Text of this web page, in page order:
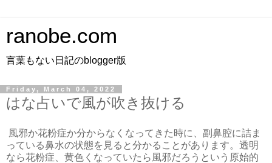
ranobe.com
言葉もない日記のblogger版
Friday, March 04, 2022
はな占いで風が吹き抜ける
風邪か花粉症か分からなくなってきた時に、副鼻腔に詰ま
っている鼻水の状態を見ると分かることがあります。透明
なら花粉症、黄色くなっていたら風邪だろうという原始的